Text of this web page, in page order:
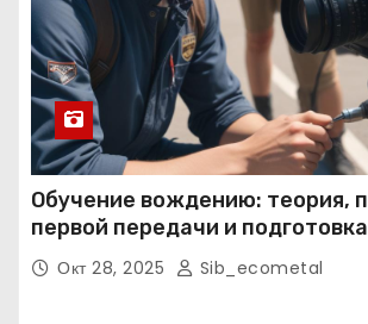
Обучение вождению: теория,
первой передачи и
экзаменам
Окт 28, 2025 Sib_ecometal